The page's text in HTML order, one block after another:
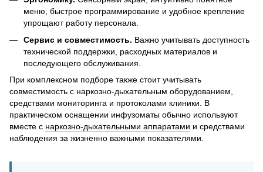
меню, быстрое программирование и удобное крепление
упрощают работу персонала.
Сервис и совместимость. Важно учитывать доступность
технической поддержки, расходных материалов и
последующего обслуживания.
При комплексном подборе также стоит учитывать
совместимость с наркозно-дыхательным оборудованием,
средствами мониторинга и протоколами клиники. В
практическом оснащении инфузоматы обычно используют
вместе с наркозно-дыхательными аппаратами и средствами
наблюдения за жизненно важными показателями.